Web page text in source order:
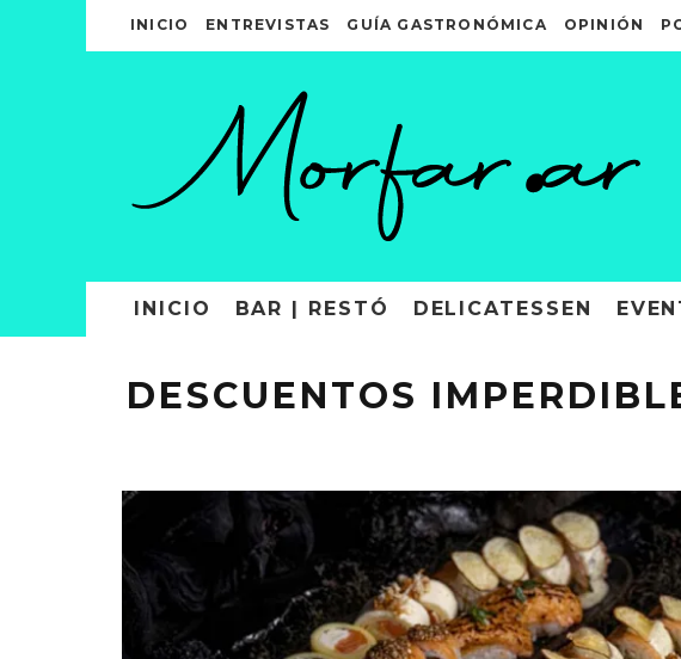
INICIO ENTREVISTAS GUÍA GASTRONÓMICA OPINIÓN
INICIO BAR | RESTÓ DELICATESSEN
DESCUENTOS